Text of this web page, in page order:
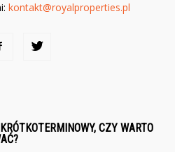
kontakt@royalproperties.pl
CZY WARTO